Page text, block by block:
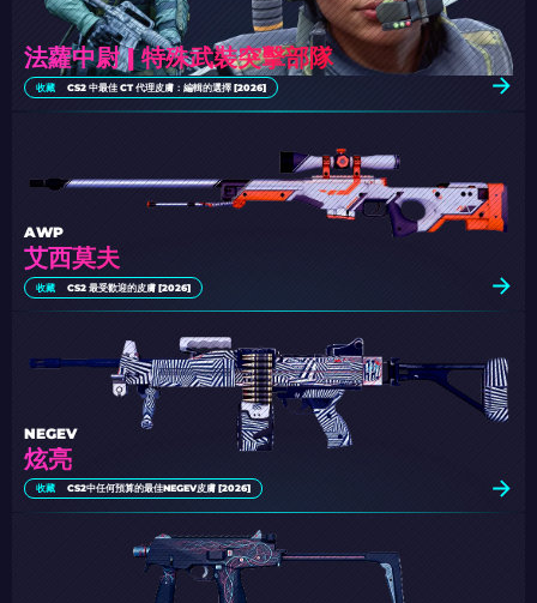
法蘿中尉 | 特殊武裝突擊部隊
收藏 CS2 中最佳 CT 代理皮膚：編輯的選擇 [2026]
艾西莫夫
AWP
收藏 CS2 最受歡迎的皮膚 [2026]
炫亮
NEGEV
收藏 CS2中任何預算的最佳NEGEV皮膚 [2026]